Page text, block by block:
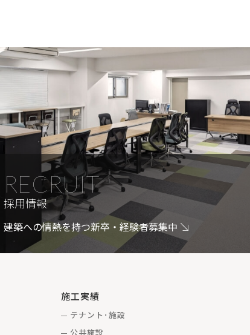
RECRUIT
採用情報
建築への情熱を持つ新卒・経験者募集中
施工実績
テナント･施設
公共施設